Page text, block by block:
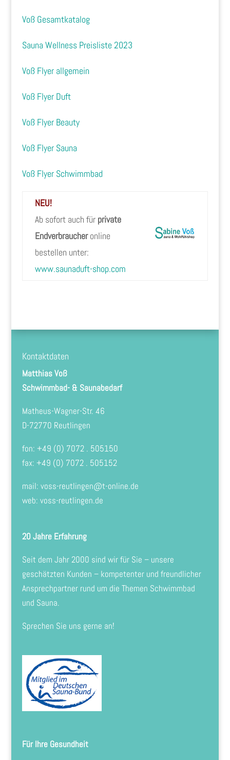
Voß Gesamtkatalog
Sauna Wellness Preisliste 2023
Voß Flyer allgemein
Voß Flyer Duft
Voß Flyer Beauty
Voß Flyer Sauna
Voß Flyer Schwimmbad
NEU!
Ab sofort auch für private
Endverbraucheronline
bestellen unter:
www.saunaduft-shop.com
Kontaktdaten
Matthias Voß
Schwimmbad- & Saunabedarf
Matheus-Wagner-Str. 46
D-72770 Reutlingen
fon: +49 (0) 7072 . 505150
fax: +49 (0) 7072 . 505152
mail: voss-reutlingen@t-online.de
web: voss-reutlingen.de
20 Jahre Erfahrung
Seit dem Jahr 2000 sind wir für Sie – unsere
geschätzten Kunden – kompetenter und freundlicher
Ansprechpartner rund um die Themen Schwimmbad
und Sauna.
Sprechen Sie uns gerne an!
Für Ihre Gesundheit